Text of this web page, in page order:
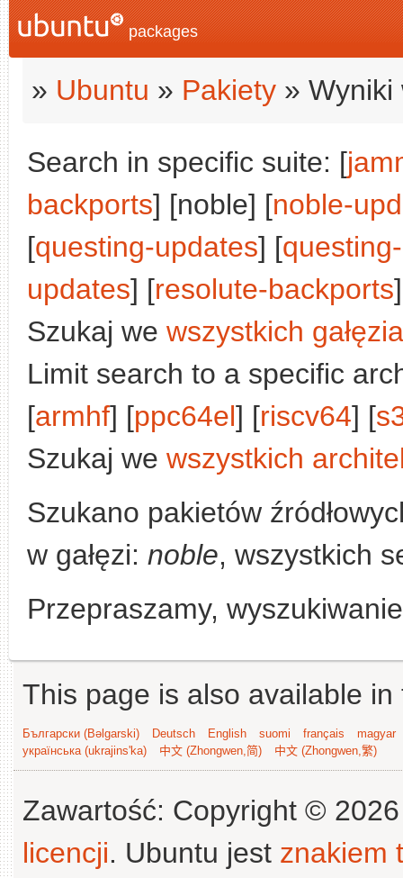
packages
» Ubuntu » Pakiety » Wyniki
Search in specific suite: [
backports] [noble] [noble-
[questing-updates] [
updates] [resolute-backports
Szukaj we wszystkich
Limit search to a specific
[armhf] [ppc64el] [riscv64] [
Szukaj we wszystkich
Szukano pakietów
w gałęzi: noble, wszystkich
Przepraszamy,
This page is also available
Български (Bəlgarski) Deutsch English suomi français
magyar
українська (ukrajins'ka)
中文 (Zhongwen,简) 中文 (Zhongwen,繁)
Zawartość: Copyright ©
licencji. Ubuntu jest znakiem